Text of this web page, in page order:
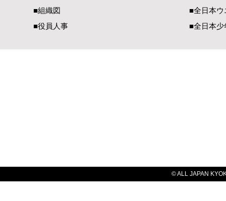
■組織図
■役員人事
■全日本
■全日本
© ALL JAPAN